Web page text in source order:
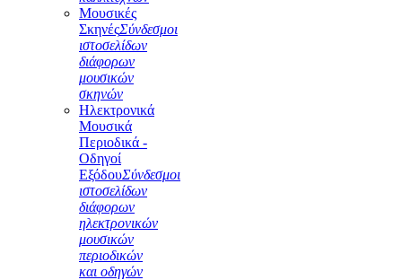
Μουσικές
ΣκηνέςΣύνδεσμοι
ιστοσελίδων
διάφορων
μουσικών
σκηνών
Ηλεκτρονικά
Μουσικά
Περιοδικά -
Οδηγοί
ΕξόδουΣύνδεσμοι
ιστοσελίδων
διάφορων
ηλεκτρονικών
μουσικών
περιοδικών
και οδηγών